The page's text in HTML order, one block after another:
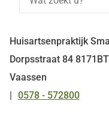
Huisartsenpraktijk
Dorpsstraat 84 8171BT
Vaassen
Tel:
0578 - 572800